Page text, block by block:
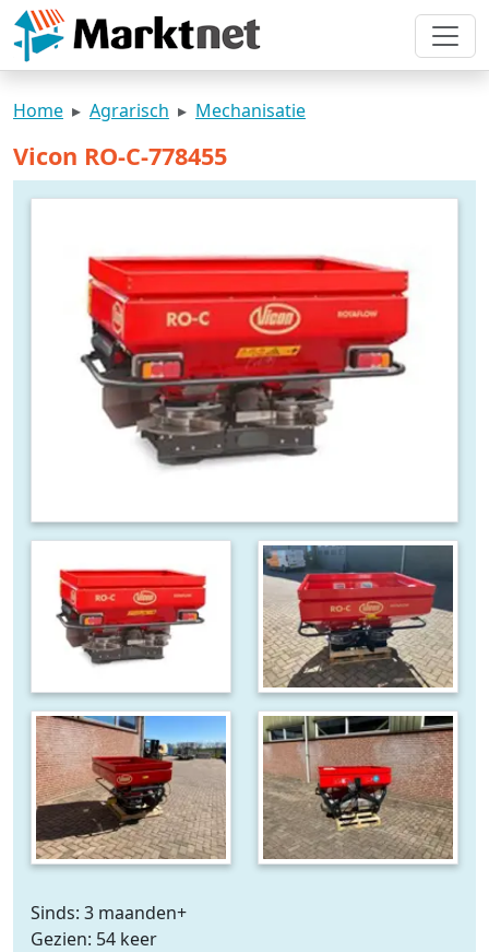
Home Agrarisch Mechanisatie
Vicon RO-C-778455
Sinds: 3 maanden+
Gezien: 54 keer